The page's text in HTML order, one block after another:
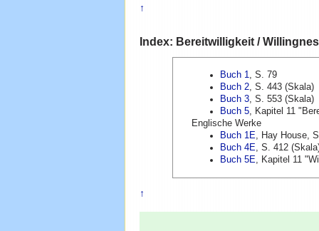
↑
Index: Bereitwilligkeit /
Buch 1, S. 79
Buch 2, S. 443 (Skala)
Buch 3, S. 553 (Skala)
Buch 5, Kapitel 11
Englische Werke
Buch 1E, Hay House,
Buch 4E, S. 412
Buch 5E, Kapitel 11
↑